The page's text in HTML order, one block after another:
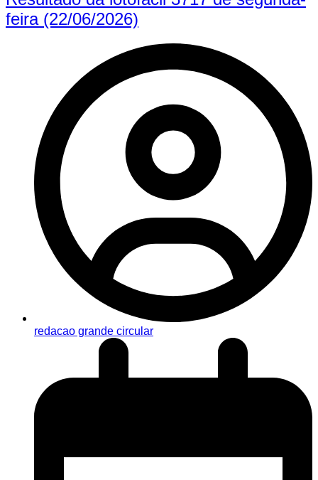
feira (22/06/2026)
redacao grande circular